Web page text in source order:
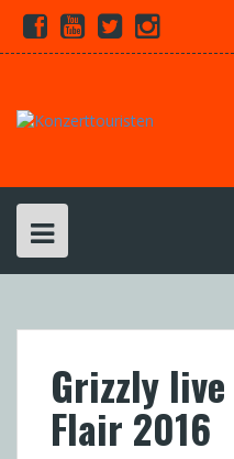
Skip
content
Facebook
YoutubeTwitterInstagram
Grizzly
Flair 2016